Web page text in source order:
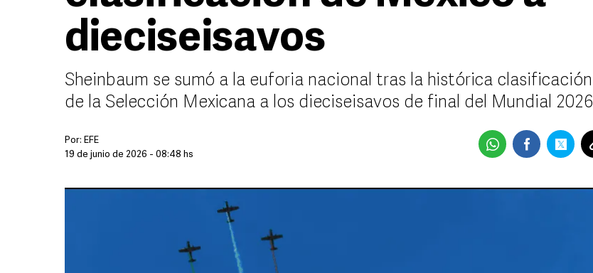
dieciseisavos
Sheinbaum se sumó a la euforia nacional tras la histórica clasificación
de la Selección Mexicana a los dieciseisavos de final del Mundial 2026
Por: EFE
19 de junio de 2026 - 08:48 hs